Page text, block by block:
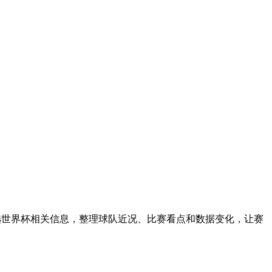
界杯相关信息，整理球队近况、比赛看点和数据变化，让赛